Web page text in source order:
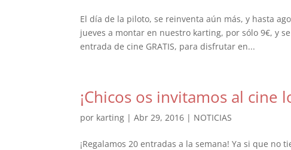
El día de la piloto, se reinventa aún más, y hasta
jueves a montar en nuestro karting, por sólo 9€, y
entrada de cine GRATIS, para disfrutar en...
¡Chicos os invitamos al cine
por karting |Abr 29, 2016 | NOTICIAS
¡Regalamos 20 entradas a la semana! Ya si que